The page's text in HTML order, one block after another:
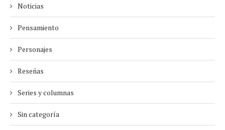
Noticias
Pensamiento
Personajes
Reseñas
Series y columnas
Sin categoría